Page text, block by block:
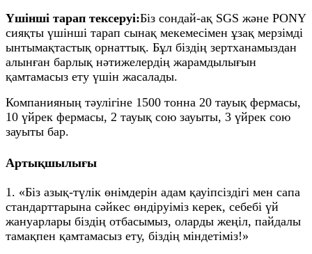
Үшінші тарап тексеруі:Біз сондай-ақ SGS және PONY
сияқты үшінші тарап сынақ мекемесімен ұзақ мерзімді
ынтымақтастық орнаттық. Бұл біздің зертханамыздан
алынған барлық нәтижелердің жарамдылығын
қамтамасыз ету үшін жасалады.
Компанияның тәулігіне 1500 тонна 20 тауық фермасы,
10 үйрек фермасы, 2 тауық сою зауыты, 3 үйрек сою
зауыты бар.
Артықшылығы
1. «Біз азық-түлік өнімдерін адам қауіпсіздігі мен сапа
стандарттарына сәйкес өндіруіміз керек, себебі үй
жануарлары біздің отбасымыз, оларды жеңіл, пайдалы
тамақпен қамтамасыз ету, біздің міндетіміз!»